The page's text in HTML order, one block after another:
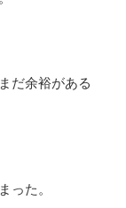
だ余裕がある
った。